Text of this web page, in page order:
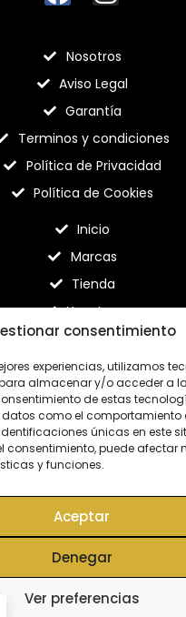
consentimiento
experiencias, utilizamos
almacenar y/o acceder a
de estas
como el comportamiento
únicas en este
consentimiento, puede afectar
y funciones.
Aceptar
Denegar
Ver preferencias
Nosotros
Aviso Legal
Garantía
Terminos y condiciones
Política de Privacidad
Política de Cookies
Inicio
Marcas
Tienda
Nosotros
Contacto
soluciones a medida
necesidades específicas.
final, todo proviene
su socio central para
aplicación relevantes.
hasta el producto final,
un mismo proveedor.
DESIGN SL ©
diseñada por